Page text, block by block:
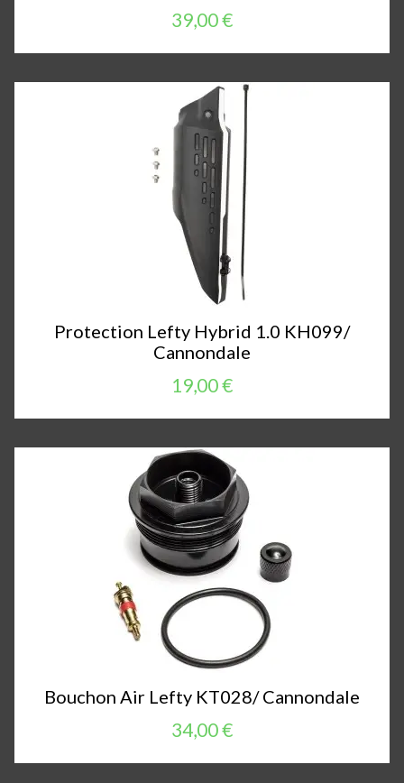
39,00 €
Protection Lefty Hybrid 1.0 KH099/
Cannondale
19,00 €
Bouchon Air Lefty KT028/ Cannondale
34,00 €